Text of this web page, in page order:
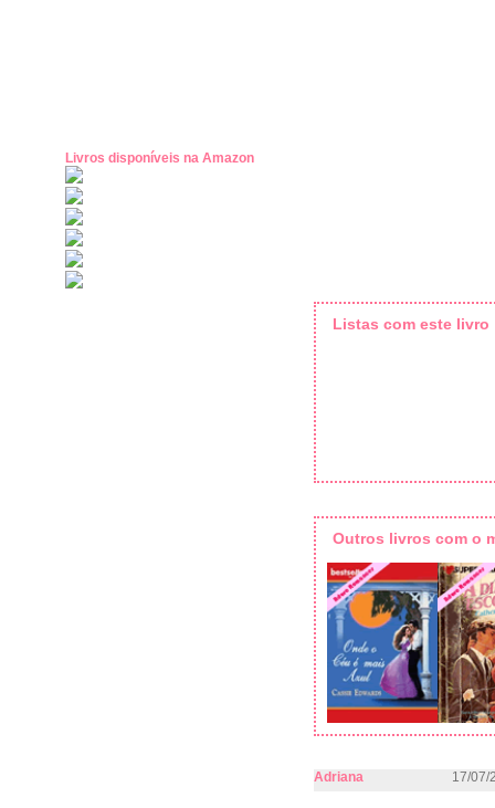
Livros disponíveis na Amazon
Listas com este livro
Outros livros com o
Adriana 17/07/